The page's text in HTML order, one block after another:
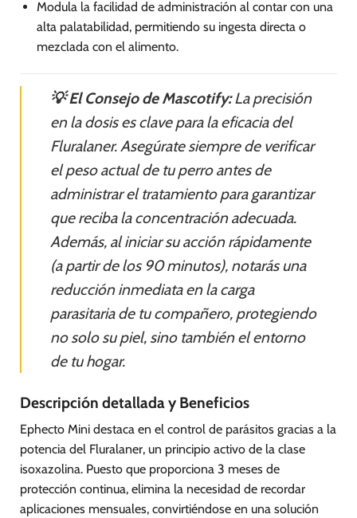
Modula la facilidad de administración al contar con una
alta palatabilidad, permitiendo su ingesta directa o
mezclada con el alimento.
💡 El Consejo de Mascotify:La precisión
en la dosis es clave para la eficacia del
Fluralaner. Asegúrate siempre de verificar
el peso actual de tu perro antes de
administrar el tratamiento para garantizar
que reciba la concentración adecuada.
Además, al iniciar su acción rápidamente
(a partir de los 90 minutos), notarás una
reducción inmediata en la carga
parasitaria de tu compañero, protegiendo
no solo su piel, sino también el entorno
de tu hogar.
Descripción detallada y Beneficios
Ephecto Mini destaca en el control de parásitos gracias a la
potencia del Fluralaner, un principio activo de la clase
isoxazolina. Puesto que proporciona 3 meses de
protección continua, elimina la necesidad de recordar
aplicaciones mensuales, convirtiéndose en una solución